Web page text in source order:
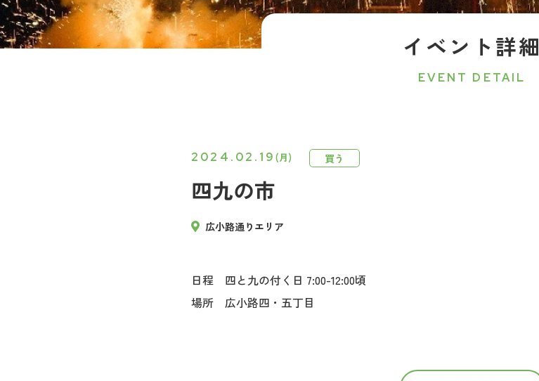
イベント詳細
EVENT DETAIL
四九の市
2024.02.19 (月) 買う
広小路通りエリア
日程 四と九の付く日 7:00-12:00頃
場所 広小路四・五丁目